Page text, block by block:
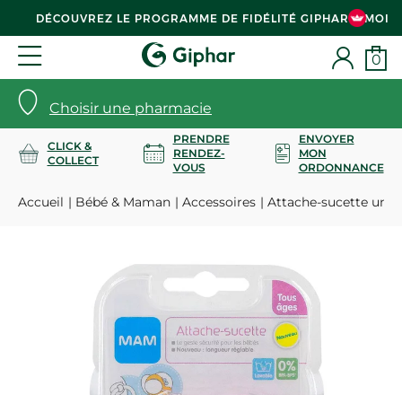
DÉCOUVREZ LE PROGRAMME DE FIDÉLITÉ GIPHAR & MOI
Choisir une pharmacie
0
CLICK &
COLLECT
PRENDRE
RENDEZ-
VOUS
ENVOYER
MON
ORDONNANCE
Accueil Bébé & Maman Accessoires Attache-sucette